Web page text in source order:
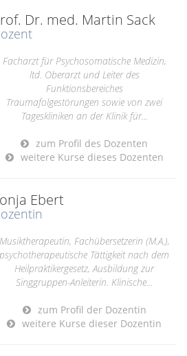
Dr. med. Martin Sack
Facharzt für Psychosomatische Medizin,
ltd. Oberarzt und Leiter des
Funktionsbereiches
Traumafolgestörungen sowie von zwei
Tageskliniken an der Klinik für...
zum Profil des Dozenten
weitere Kurse dieses Dozenten
Ebert
Musiktherapeutin, Fachübersetzerin (M.A.),
psychotherapeutische Tättigkeit nach dem
Heilpraktikergesetz, Ausbildung zur
Singgruppen-Anleiterin. Klinische...
zum Profil der Dozentin
weitere Kurse dieser Dozentin